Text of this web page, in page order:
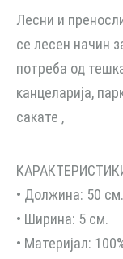
Лесни и
се лесен начин
потреба од
канцеларија,
сакате ,
• Должина: 50 см.
• Ширина: 5 см.
• Материјал: